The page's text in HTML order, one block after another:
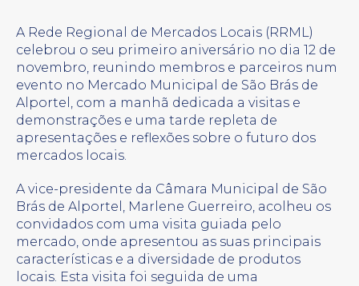
A Rede Regional de Mercados Locais (RRML)
celebrou o seu primeiro aniversário no dia 12 de
novembro, reunindo membros e parceiros num
evento no Mercado Municipal de São Brás de
Alportel, com a manhã dedicada a visitas e
demonstrações e uma tarde repleta de
apresentações e reflexões sobre o futuro dos
mercados locais.
A vice-presidente da Câmara Municipal de São
Brás de Alportel, Marlene Guerreiro, acolheu os
convidados com uma visita guiada pelo
mercado, onde apresentou as suas principais
características e a diversidade de produtos
locais. Esta visita foi seguida de uma